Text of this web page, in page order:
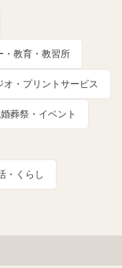
・教育・教習所
オ・プリントサービス
葬祭・イベント
・くらし